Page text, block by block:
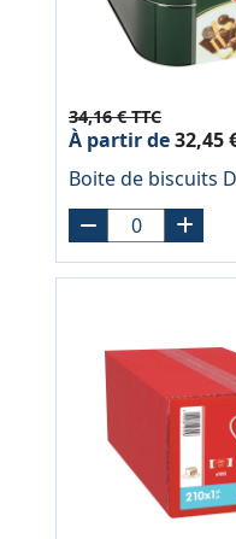
34,16 € TTC
À partir de32,45
Boite de biscuits